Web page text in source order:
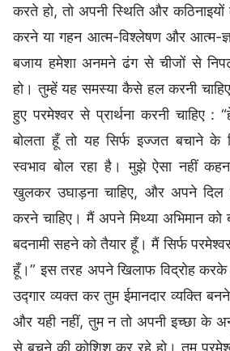
करते हो, तो अपनी स्थिति और
करने या गहन आत्म-विश्लेषण और आत्म-
बजाय हमेशा अनमने ढंग से चीजों से
हो। तुम्हें यह समस्या कैसे हल करनी
हुए परमेश्वर से प्रार्थना करनी चाहिए :
बोलता हूँ तो यह सिर्फ इज्जत बचाने के
स्वभाव बोल रहा है। मुझे ऐसा नहीं
खुलकर उघाड़ना चाहिए, और अपने
करने चाहिए। मैं अपने मिथ्या अभिमान
बदनामी सहने को तैयार हूँ। मैं सिर्फ
हूँ।” इस तरह अपने खिलाफ विद्रोह
उद्गार व्यक्त कर तुम ईमानदार व्यक्ति
और यही नहीं, तुम न तो अपनी इच्छा के
से बचने की कोशिश कर रहे हो। तुम